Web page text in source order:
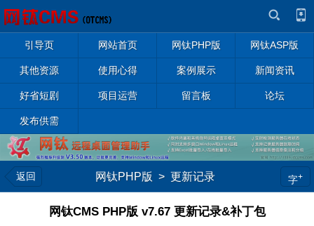
引导页 网站首页 网钛PHP版 网钛ASP版
其他资源 使用心得 案例展示 新闻资讯
好省短剧 项目运营 留言板 论坛
发布供需
返回 网钛PHP版 > 更新记录 字+
网钛CMS PHP版 v7.67 更新记录&补丁包